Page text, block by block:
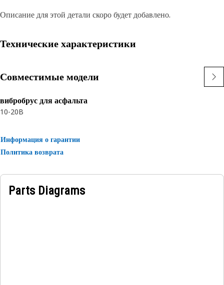
Описание для этой детали скоро будет добавлено.
Технические характеристики
Совместимые модели
вибробрус для асфальта
10-20B
Информация о гарантии
Политика возврата
Parts Diagrams